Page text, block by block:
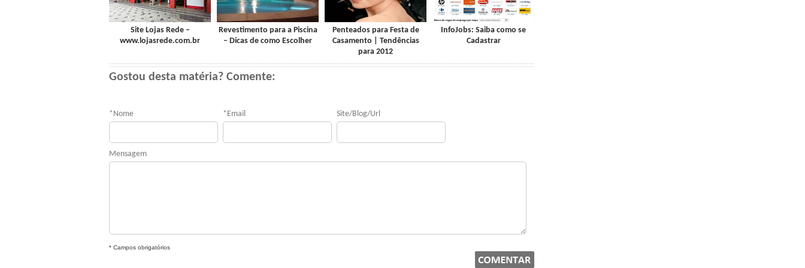
Site Lojas Rede –
www.lojasrede.com.br
Revestimento para a Piscina
– Dicas de como Escolher
Penteados para Festa de
Casamento | Tendências
para 2012
InfoJobs: Saiba como se
Cadastrar
Gostou desta matéria? Comente:
* Nome * Email Site/Blog/Url
Mensagem
* Campos obrigatórios